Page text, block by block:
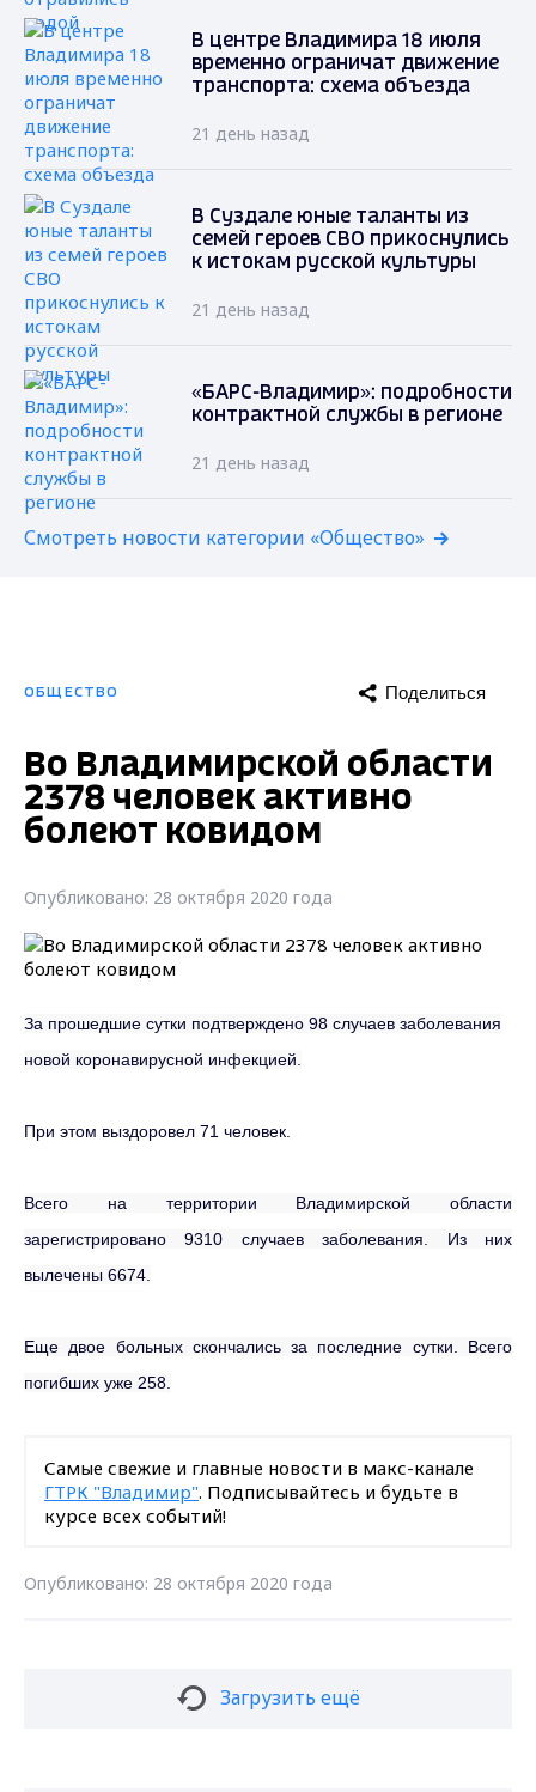
В центре Владимира 18 июля
временно ограничат движение
транспорта: схема объезда
21 день назад
В Суздале юные таланты из
семей героев СВО прикоснулись
к истокам русской культуры
21 день назад
«БАРС-Владимир»: подробности
контрактной службы в регионе
21 день назад
Смотреть новости категории «Общество»
ОБЩЕСТВО Поделиться
Во Владимирской области
2378 человек активно
болеют ковидом
Опубликовано: 28 октября 2020 года
За прошедшие сутки подтверждено 98 случаев заболевания
новой коронавирусной инфекцией.
При этом выздоровел 71 человек.
Всего на территории Владимирской области
зарегистрировано 9310 случаев заболевания. Из них
вылечены 6674.
Еще двое больных скончались за последние сутки. Всего
погибших уже 258.
Самые свежие и главные новости в макс-канале
ГТРК "Владимир". Подписывайтесь и будьте в
курсе всех событий!
Опубликовано: 28 октября 2020 года
Загрузить ещё